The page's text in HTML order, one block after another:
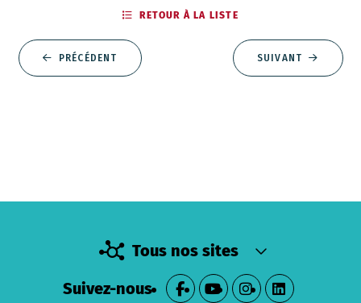
PRÉCÉDENT
RETOUR À LA LISTE
SUIVANT
Tous nos sites
Suivez-nous